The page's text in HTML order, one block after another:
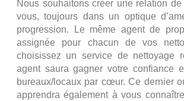
Nous souhaitons créer une relation
vous, toujours dans un optique
progression. Le même agent de
assignée pour chacun de vos
choisissez un service de nettoyage
agent saura gagner votre confiance
bureaux/locaux par cœur. Ce dernier
apprendra également à vous